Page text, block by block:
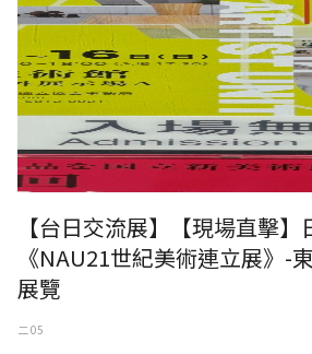
【台日交流展】【現場直擊
《NAU21世紀美術連立展》-
展覽
二 05